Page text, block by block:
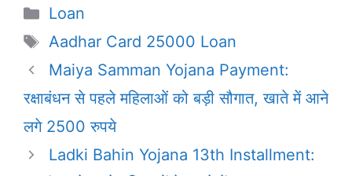
Categories
Loan
Tags
Aadhar Card 25000 Loan
Maiya Samman Yojana Payment:
रक्षाबंधन से पहले महिलाओं को बड़ी सौगात, खाते में आने
लगे 2500 रुपये
Ladki Bahin Yojana 13th Installment: